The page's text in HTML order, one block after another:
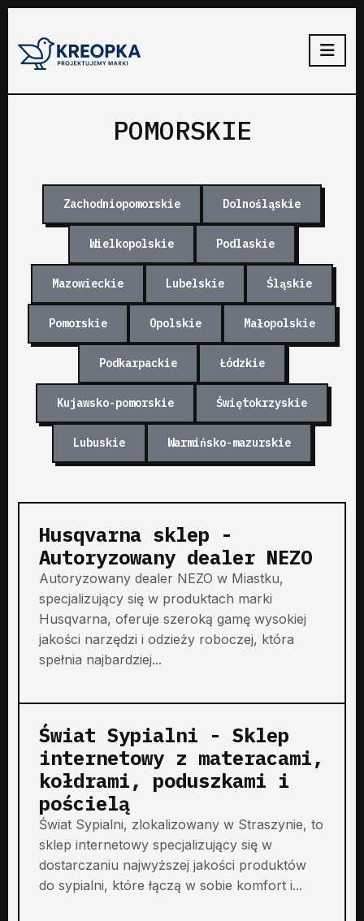
POMORSKIE
Zachodniopomorskie Dolnośląskie
Wielkopolskie Podlaskie
Mazowieckie Lubelskie Śląskie
Pomorskie Opolskie Małopolskie
Podkarpackie Łódzkie
Kujawsko-pomorskie Świętokrzyskie
Lubuskie Warmińsko-mazurskie
Husqvarna sklep -
Autoryzowany dealer NEZO
Autoryzowany dealer NEZO w Miastku,
specjalizujący się w produktach marki
Husqvarna, oferuje szeroką gamę wysokiej
jakości narzędzi i odzieży roboczej, która
spełnia najbardziej...
Świat Sypialni - Sklep
internetowy z materacami,
kołdrami, poduszkami i
pościelą
Świat Sypialni, zlokalizowany w Straszynie, to
sklep internetowy specjalizujący się w
dostarczaniu najwyższej jakości produktów
do sypialni, które łączą w sobie komfort i...